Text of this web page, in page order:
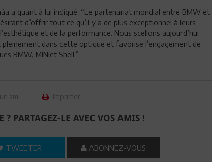
a quant à lui indiqué :“Le partenariat mondial entre BMW et
d’offrir tout ce qu’il y a de plus exceptionnel à leurs
et de la performance. Nous scellons aujourd’hui
dans cette optique et favorise l’engagement de
BMW, MINIet Shell.”
ami Imprimer
? PARTAGEZ-LE AVEC VOS AMIS !
TWEETER ABONNEZ-VOUS